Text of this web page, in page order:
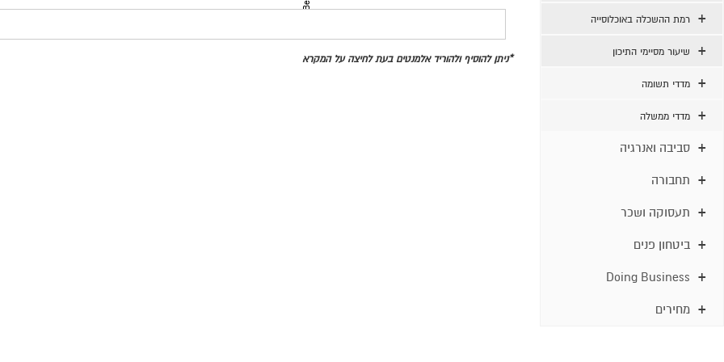
רמת ההשכלה באוכלוסייה
שיעור מסיימי התיכון
מדדי תשומה
מדדי ממשלה
סביבה ואנרגיה
תחבורה
תעסוקה ושכר
ביטחון פנים
Doing Business
מחירים
*ניתן להוסיף ולהוריד אלמנטים בעת לחיצה על המקרא